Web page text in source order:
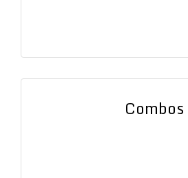
Combos